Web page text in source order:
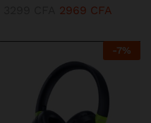
2969 CFA
-7%